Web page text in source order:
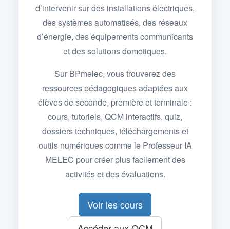
d’intervenir sur des installations électriques,
des systèmes automatisés, des réseaux
d’énergie, des équipements communicants
et des solutions domotiques.
Sur BPmelec, vous trouverez des
ressources pédagogiques adaptées aux
élèves de seconde, première et terminale :
cours, tutoriels, QCM interactifs, quiz,
dossiers techniques, téléchargements et
outils numériques comme le Professeur IA
MELEC pour créer plus facilement des
activités et des évaluations.
Voir les cours